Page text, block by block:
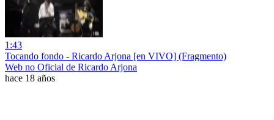
1:43
Tocando fondo - Ricardo Arjona [en VIVO] (Fragmento)
Web no Oficial de Ricardo Arjona
hace 18 años